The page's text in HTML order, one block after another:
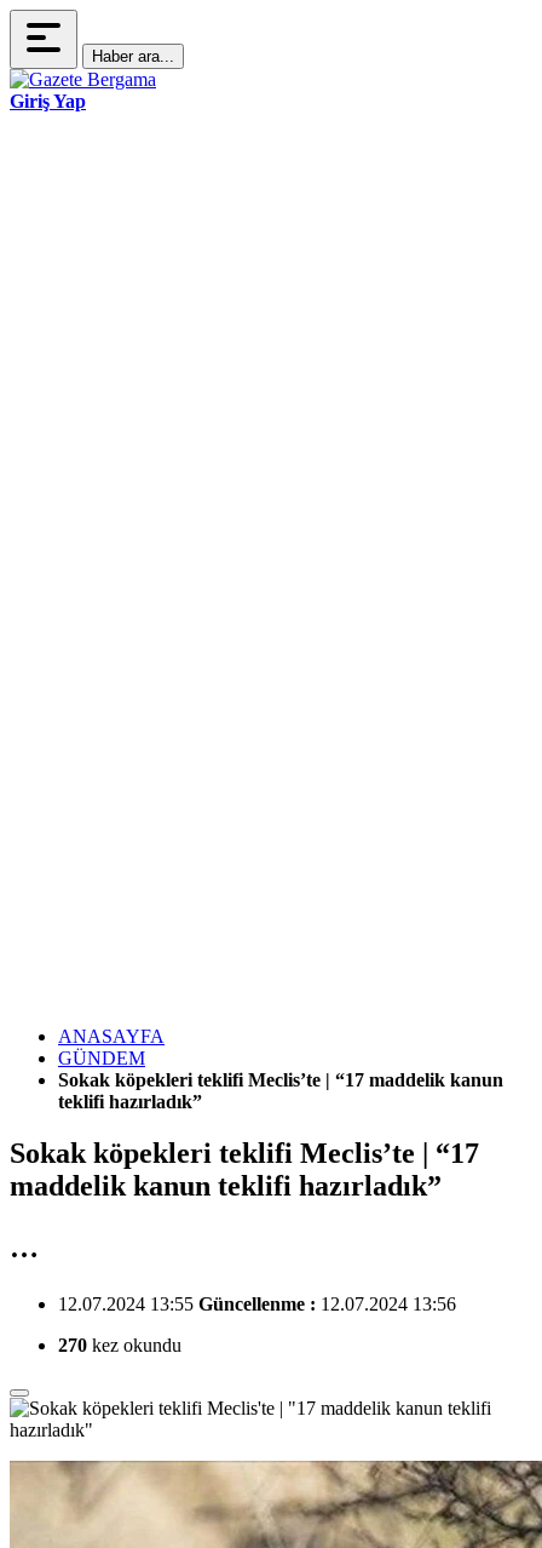
Haber ara...
Giriş Yap
ANASAYFA
GÜNDEM
Sokak köpekleri teklifi Meclis’te | “17 maddelik kanun
teklifi hazırladık”
Sokak köpekleri teklifi Meclis’te | “17
maddelik kanun teklifi hazırladık”
…
12.07.2024 13:55 Güncellenme : 12.07.2024 13:56
270 kez okundu